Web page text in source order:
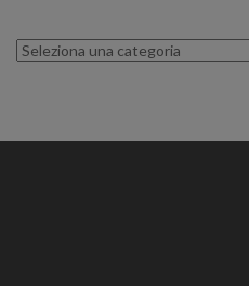
Categorie